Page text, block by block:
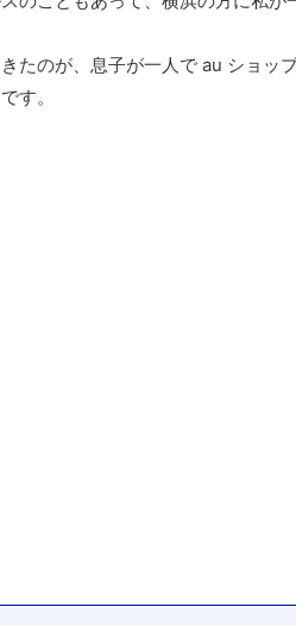
たのが、息子が一人で au ショッ
す。